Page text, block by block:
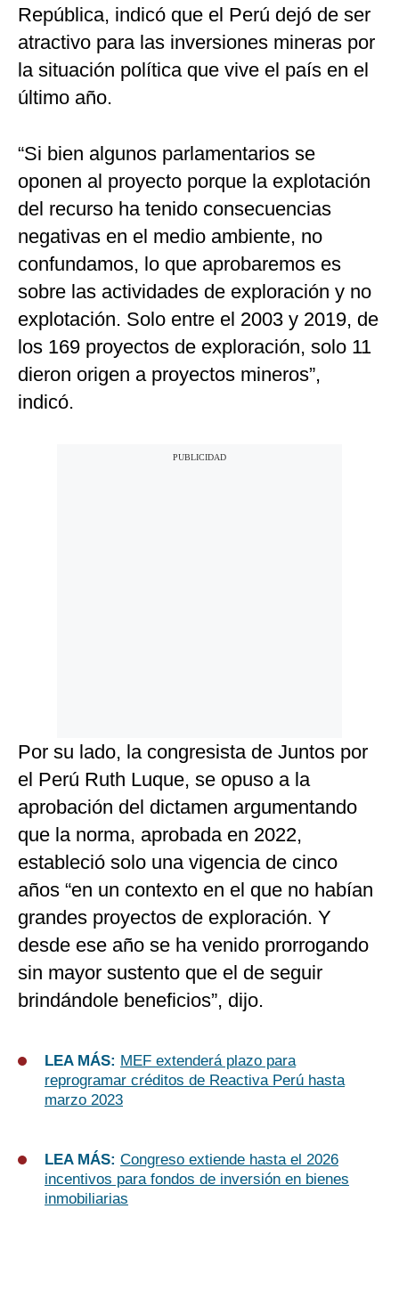
República, indicó que el Perú dejó de ser
atractivo para las inversiones mineras por
la situación política que vive el país en el
último año.
“Si bien algunos parlamentarios se
oponen al proyecto porque la explotación
del recurso ha tenido consecuencias
negativas en el medio ambiente, no
confundamos, lo que aprobaremos es
sobre las actividades de exploración y no
explotación. Solo entre el 2003 y 2019, de
los 169 proyectos de exploración, solo 11
dieron origen a proyectos mineros”,
indicó.
Por su lado, la congresista de Juntos por
el Perú Ruth Luque, se opuso a la
aprobación del dictamen argumentando
que la norma, aprobada en 2022,
estableció solo una vigencia de cinco
años “en un contexto en el que no habían
grandes proyectos de exploración. Y
desde ese año se ha venido prorrogando
sin mayor sustento que el de seguir
brindándole beneficios”, dijo.
LEA MÁS: MEF extenderá plazo para
reprogramar créditos de Reactiva Perú hasta
marzo 2023
LEA MÁS: Congreso extiende hasta el 2026
incentivos para fondos de inversión en bienes
inmobiliarias